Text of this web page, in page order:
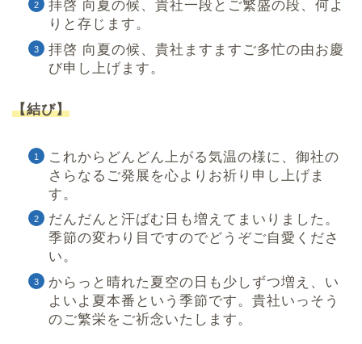
拝啓 向夏の候、貴社一段とご繁盛の段、何よ
りと存じます。
拝啓 向夏の候、貴社ますますご多忙の由お慶
び申し上げます。
【結び】
これからどんどん上がる気温の様に、御社の
さらなるご発展を心よりお祈り申し上げま
す。
だんだんと汗ばむ日も増えてまいりました。
季節の変わり目ですのでどうぞご自愛くださ
い。
からっと晴れた夏空の日も少しずつ増え、い
よいよ夏本番という季節です。貴社いっそう
のご繁栄をご祈念いたします。